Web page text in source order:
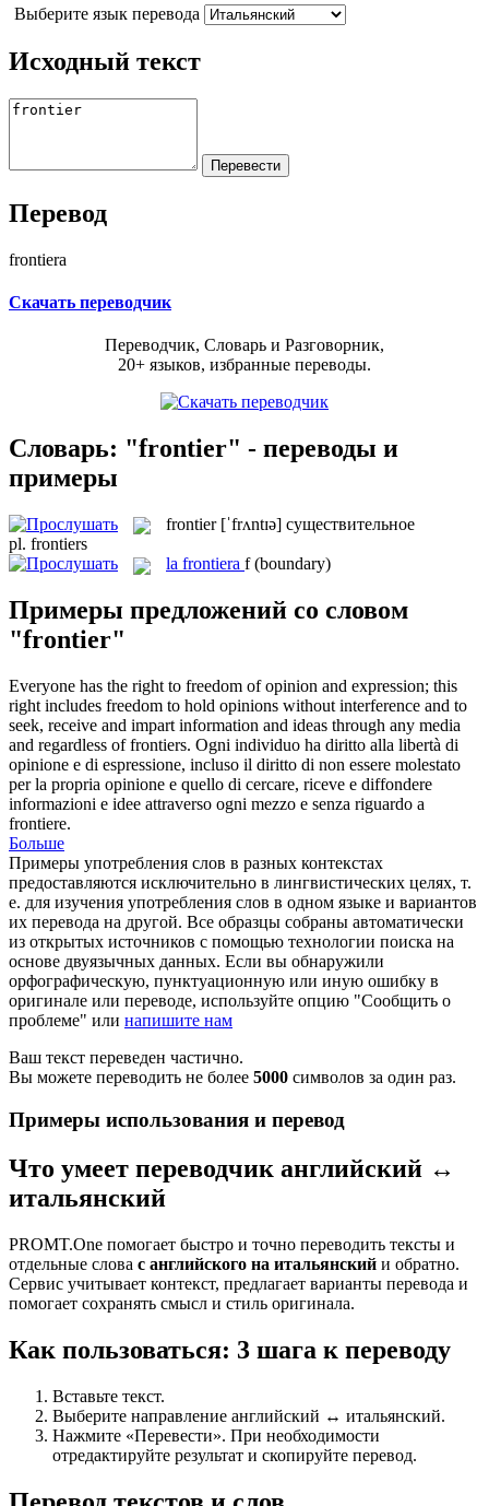
Выберите язык перевода
Исходный текст
Перевод
frontiera
Скачать переводчик
Переводчик, Словарь и Разговорник,
20+ языков, избранные переводы.
Словарь: "frontier" - переводы и
примеры
frontier [ˈfrʌntɪə] существительное
pl. frontiers
la frontiera f (boundary)
Примеры предложений со словом
"frontier"
Everyone has the right to freedom of opinion and expression; this
right includes freedom to hold opinions without interference and to
seek, receive and impart information and ideas through any media
and regardless offrontiers. Ogni individuo ha diritto alla libertà di
opinione e di espressione, incluso il diritto di non essere molestato
per la propria opinione e quello di cercare, riceve e diffondere
informazioni e idee attraverso ogni mezzo e senza riguardo a
frontiere.
Больше
Примеры употребления слов в разных контекстах
предоставляются исключительно в лингвистических целях, т.
е. для изучения употребления слов в одном языке и вариантов
их перевода на другой. Все образцы собраны автоматически
из открытых источников с помощью технологии поиска на
основе двуязычных данных. Если вы обнаружили
орфографическую, пунктуационную или иную ошибку в
оригинале или переводе, используйте опцию "Сообщить о
проблеме" или напишите нам
Ваш текст переведен частично.
Вы можете переводить не более 5000 символов за один раз.
Примеры использования и перевод
Что умеет переводчик английский ↔
итальянский
PROMT.One помогает быстро и точно переводить тексты и
отдельные слова с английского на итальянский и обратно.
Сервис учитывает контекст, предлагает варианты перевода и
помогает сохранять смысл и стиль оригинала.
Как пользоваться: 3 шага к переводу
Вставьте текст.
Выберите направление английский ↔ итальянский.
Нажмите «Перевести». При необходимости
отредактируйте результат и скопируйте перевод.